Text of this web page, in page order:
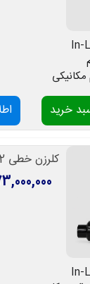
خرید
کلرزن خطی 2 کیلوگرمی کالمو CL-100
73,000,000